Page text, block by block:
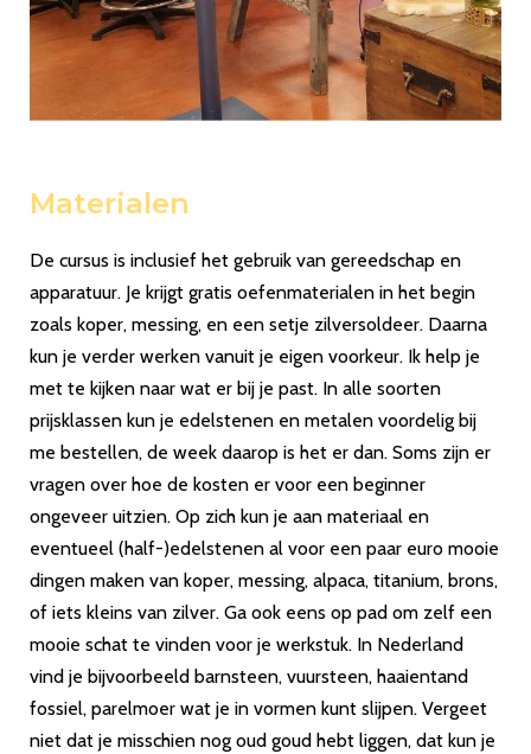
Materialen
De cursus is inclusief het gebruik van gereedschap en
apparatuur. Je krijgt gratis oefenmaterialen in het begin
zoals koper, messing, en een setje zilversoldeer. Daarna
kun je verder werken vanuit je eigen voorkeur. Ik help je
met te kijken naar wat er bij je past. In alle soorten
prijsklassen kun je edelstenen en metalen voordelig bij
me bestellen, de week daarop is het er dan. Soms zijn er
vragen over hoe de kosten er voor een beginner
ongeveer uitzien. Op zich kun je aan materiaal en
eventueel (half-)edelstenen al voor een paar euro mooie
dingen maken van koper, messing, alpaca, titanium, brons,
of iets kleins van zilver. Ga ook eens op pad om zelf een
mooie schat te vinden voor je werkstuk. In Nederland
vind je bijvoorbeeld barnsteen, vuursteen, haaientand
fossiel, parelmoer wat je in vormen kunt slijpen. Vergeet
niet dat je misschien nog oud goud hebt liggen, dat kun je